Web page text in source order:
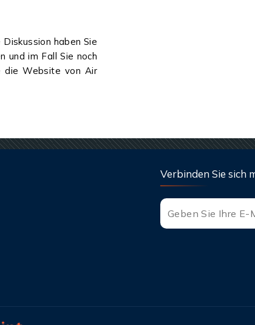
haben Sie
und im Fall Sie noch
die Website von Air
Verbinden Sie sich